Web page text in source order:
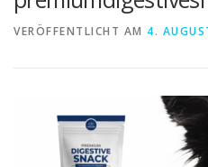
OHRENPFLEGE
VERÖFFENTLICHT AM 4.